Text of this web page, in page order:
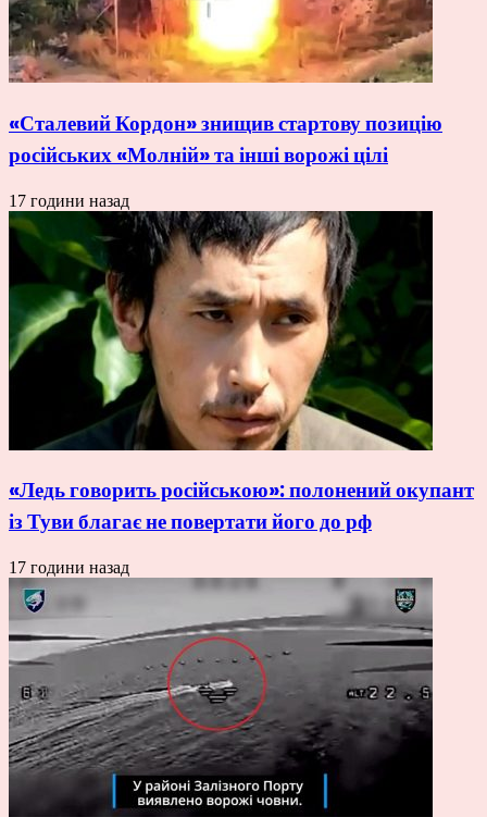
«Сталевий Кордон» знищив стартову позицію
російських «Молній» та інші ворожі цілі
17 години назад
«Ледь говорить російською»: полонений окупант
із Туви благає не повертати його до рф
17 години назад